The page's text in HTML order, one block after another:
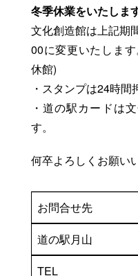
冬季休業をいたします
文化創造館は上記期
00に変更いたしま
休館)
・スタンプは24時間
・道の駅カードは
す。
何卒よろしくお願い
お問合せ先
道の駅月山
TEL